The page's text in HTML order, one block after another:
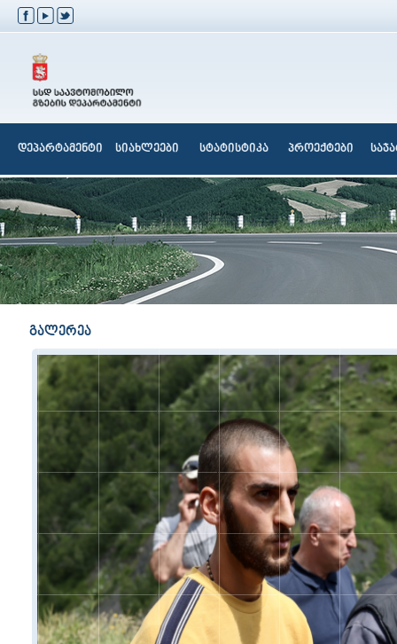
დეპარტამენტი სიახლეები სტატისტიკა პროექტები
გალერეა